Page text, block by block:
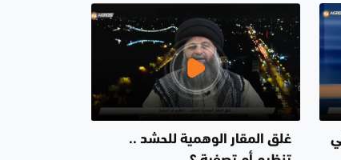
غلق المقار الوهمية للحشد ..